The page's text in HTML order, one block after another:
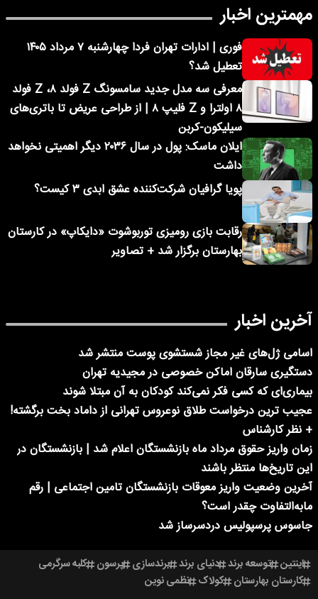
مهمترین اخبار
فوری | ادارات تهران فردا چهارشنبه ۷ مرداد ۱۴۰۵
تعطیل شد؟
معرفی سه مدل جدید سامسونگ Z فولد ۸، Z فولد
۸ اولترا و Z فلیپ ۸ | از طراحی عریض تا باتری‌های
سیلیکون-کربن
ایلان ماسک: پول در سال ۲۰۳۶ دیگر اهمیتی نخواهد
داشت
پویا گرافیان شرکت‌کننده عشق ابدی ۳ کیست؟
رقابت بازی رومیزی توربوشوت «دایکاپ» در کارستان
بهارستان برگزار شد + تصاویر
آخرین اخبار
اسامی ژل‌های غیر مجاز شستشوی پوست منتشر شد
دستگیری سارقان اماکن خصوصی در مجیدیه تهران
بیماری‌ای که کسی فکر نمی‌کند کودکان به آن مبتلا شوند
عجیب ترین درخواست طلاق نوعروس تهرانی از داماد بخت برگشته!
+ نظر کارشناس
زمان واریز حقوق مرداد ماه بازنشستگان اعلام شد | بازنشستگان در
این تاریخ‌ها منتظر باشند
آخرین وضعیت واریز معوقات بازنشستگان تامین اجتماعی | رقم
مابه‌التفاوت چقدر است؟
جاسوس پرسپولیس دردسرساز شد
اینتین توسعه برند دنیای برند برندسازی پرسون کلبه سرگرمی
کارستان بهارستان کولاک نظمی نوین